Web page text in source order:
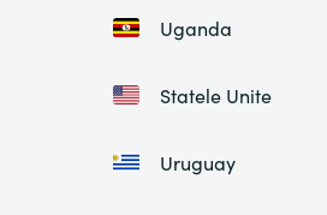
Uganda
Statele Unite
Uruguay